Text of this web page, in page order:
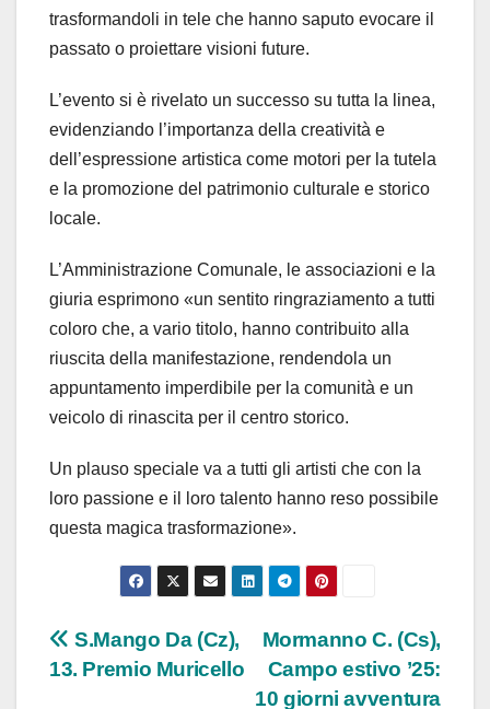
trasformandoli in tele che hanno saputo evocare il
passato o proiettare visioni future.
L’evento si è rivelato un successo su tutta la linea,
evidenziando l’importanza della creatività e
dell’espressione artistica come motori per la tutela
e la promozione del patrimonio culturale e storico
locale.
L’Amministrazione Comunale, le associazioni e la
giuria esprimono «un sentito ringraziamento a tutti
coloro che, a vario titolo, hanno contribuito alla
riuscita della manifestazione, rendendola un
appuntamento imperdibile per la comunità e un
veicolo di rinascita per il centro storico.
Un plauso speciale va a tutti gli artisti che con la
loro passione e il loro talento hanno reso possibile
questa magica trasformazione».
Navigazione
Mormanno C. (Cs),
Campo estivo ’25:
10 giorni avventura
S.Mango Da (Cz),
13. Premio Muricello